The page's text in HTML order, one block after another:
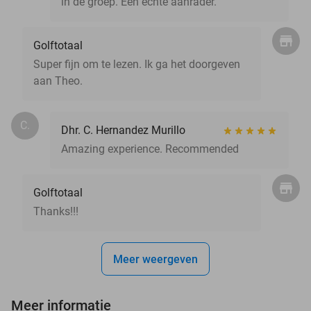
Golftotaal
Super fijn om te lezen. Ik ga het doorgeven
aan Theo.
C.
Dhr. C. Hernandez Murillo
Amazing experience. Recommended
Golftotaal
Thanks!!!
Meer weergeven
Meer informatie